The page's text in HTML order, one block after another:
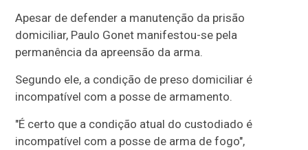
Apesar de defender a manutenção da prisão
domiciliar, Paulo Gonet manifestou-se pela
permanência da apreensão da arma.
Segundo ele, a condição de preso domiciliar é
incompatível com a posse de armamento.
"É certo que a condição atual do custodiado é
incompatível com a posse de arma de fogo",